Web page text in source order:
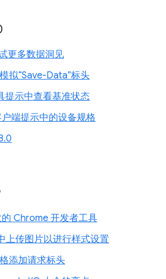
更多数据洞见
拟“Save-Data”标头
提示中查看基准状态
端提示中的设备规格
Chrome 开发者工具
上传图片以进行样式设置
添加请求标头